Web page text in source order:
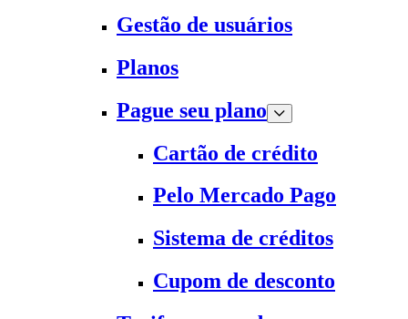
Gestão de usuários
Planos
Pague seu plano
Cartão de crédito
Pelo Mercado Pago
Sistema de créditos
Cupom de desconto